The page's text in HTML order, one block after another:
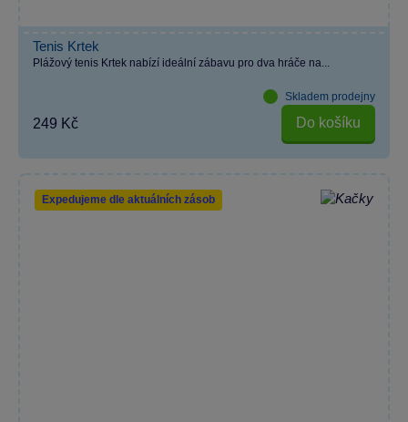
Tenis Krtek
Plážový tenis Krtek nabízí ideální zábavu pro dva hráče na...
Skladem prodejny
249 Kč Do košíku
Expedujeme dle aktuálních zásob